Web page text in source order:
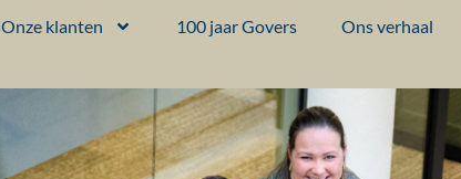
Onze klanten 100 jaar Govers Ons verhaal